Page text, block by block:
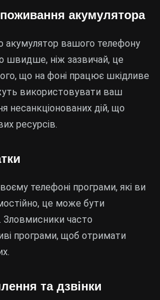
акумулятора
акумулятор вашого телефону
швидше, ніж зазвичай, це
що на фоні працює шкідливе
використовувати ваш
несанкціонованих дій, що
ресурсів.
телефоні програми, які ви
це може бути
часто
програми, щоб отримати
та дзвінки